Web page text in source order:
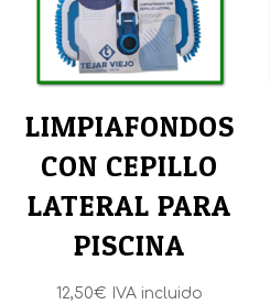
LIMPIAFONDOS
CON CEPILLO
LATERAL PARA
PISCINA
12,50€ IVA incluido